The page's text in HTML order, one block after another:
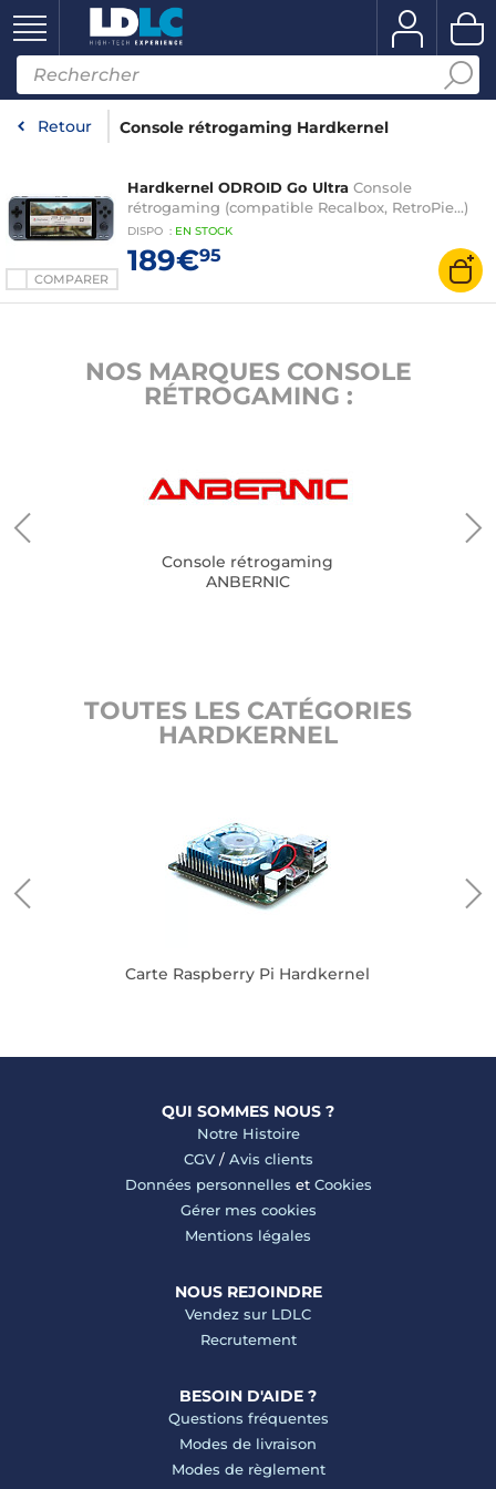
Retour Console rétrogaming Hardkernel
COMPARER
Hardkernel ODROID Go Ultra Console
rétrogaming (compatible Recalbox, RetroPie...)
DISPO : EN STOCK
189€95
NOS MARQUES CONSOLE
RÉTROGAMING :
Console rétrogaming
ANBERNIC
TOUTES LES CATÉGORIES
HARDKERNEL
Carte Raspberry Pi Hardkernel
QUI SOMMES NOUS ?
Notre Histoire
CGV/ Avis clients
Données personnelles et Cookies
Gérer mes cookies
Mentions légales
NOUS REJOINDRE
Vendez sur LDLC
Recrutement
BESOIN D'AIDE ?
Questions fréquentes
Modes de livraison
Modes de règlement